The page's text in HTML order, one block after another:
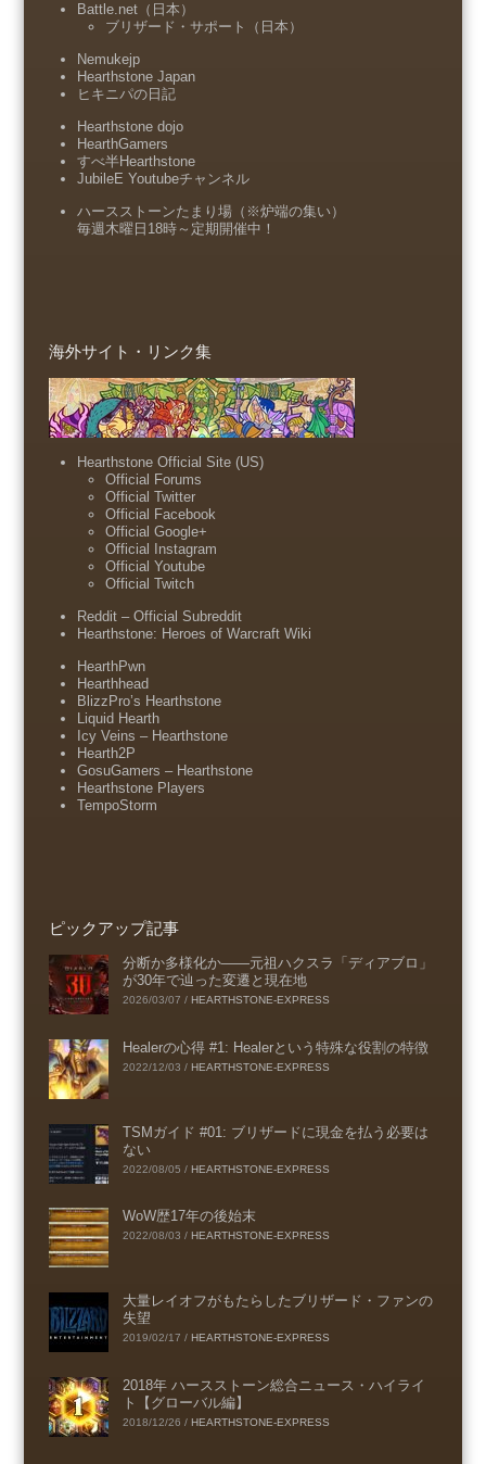
Battle.net（日本）
ブリザード・サポート（日本）
Nemukejp
Hearthstone Japan
ヒキニパの日記
Hearthstone dojo
HearthGamers
すべ半Hearthstone
JubileE Youtubeチャンネル
ハースストーンたまり場（※炉端の集い）
毎週木曜日18時～定期開催中！
海外サイト・リンク集
Hearthstone Official Site (US)
Official Forums
Official Twitter
Official Facebook
Official Google+
Official Instagram
Official Youtube
Official Twitch
Reddit – Official Subreddit
Hearthstone: Heroes of Warcraft Wiki
HearthPwn
Hearthhead
BlizzPro’s Hearthstone
Liquid Hearth
Icy Veins – Hearthstone
Hearth2P
GosuGamers – Hearthstone
Hearthstone Players
TempoStorm
ピックアップ記事
分断か多様化か――元祖ハクスラ「ディアブロ」
が30年で辿った変遷と現在地
2026/03/07 / HEARTHSTONE-EXPRESS
Healerの心得 #1: Healerという特殊な役割の特徴
2022/12/03 / HEARTHSTONE-EXPRESS
TSMガイド #01: ブリザードに現金を払う必要は
ない
2022/08/05 / HEARTHSTONE-EXPRESS
WoW歴17年の後始末
2022/08/03 / HEARTHSTONE-EXPRESS
大量レイオフがもたらしたブリザード・ファンの
失望
2019/02/17 / HEARTHSTONE-EXPRESS
2018年 ハースストーン総合ニュース・ハイライ
ト【グローバル編】
2018/12/26 / HEARTHSTONE-EXPRESS